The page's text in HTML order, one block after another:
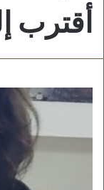
أقترب